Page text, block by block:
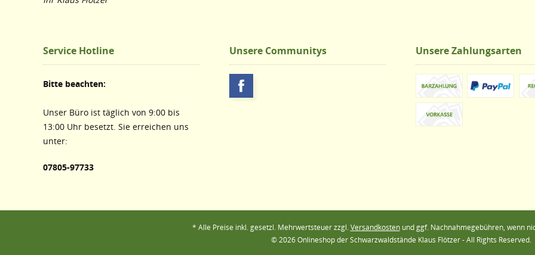
Service Hotline
Bitte beachten:
Unser Büro ist täglich von 9:00 bis
13:00 Uhr besetzt. Sie erreichen uns
unter:
07805-97733
Unsere Communitys Unsere Zahlungsarten
* Alle Preise inkl. gesetzl. Mehrwertsteuer zzgl.Versandkostenund ggf. Nachnahmegebühren, wenn
© 2026 Onlineshop der Schwarzwaldstände Klaus Flötzer - All Rights Reserved.